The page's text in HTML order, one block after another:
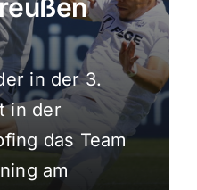
in der 3.
in der
das Team
am